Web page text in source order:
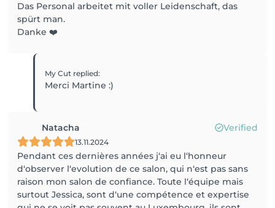
Das Personal arbeitet mit voller Leidenschaft, das
spürt man.
Danke ❤️
My Cut replied:
Merci Martine :)
Natacha Verified
13.11.2024
Pendant ces dernières années j‘ai eu l‘honneur
d‘observer l‘evolution de ce salon, qui n‘est pas sans
raison mon salon de confiance. Toute l‘équipe mais
surtout Jessica, sont d‘une compétence et expertise